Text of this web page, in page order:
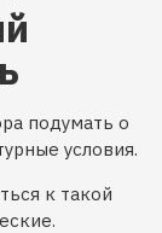
подумать о
условия.
к такой